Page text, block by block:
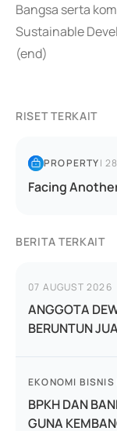
Bangsa serta
Sustainable
(end)
RISET TERKAIT
PROPERTY|
Facing
BERITA TERKAIT
07 AUGUST 2026
ANGGOTA
BERUNTUN
EKONOMI BISNIS
BPKH DAN
GUNA